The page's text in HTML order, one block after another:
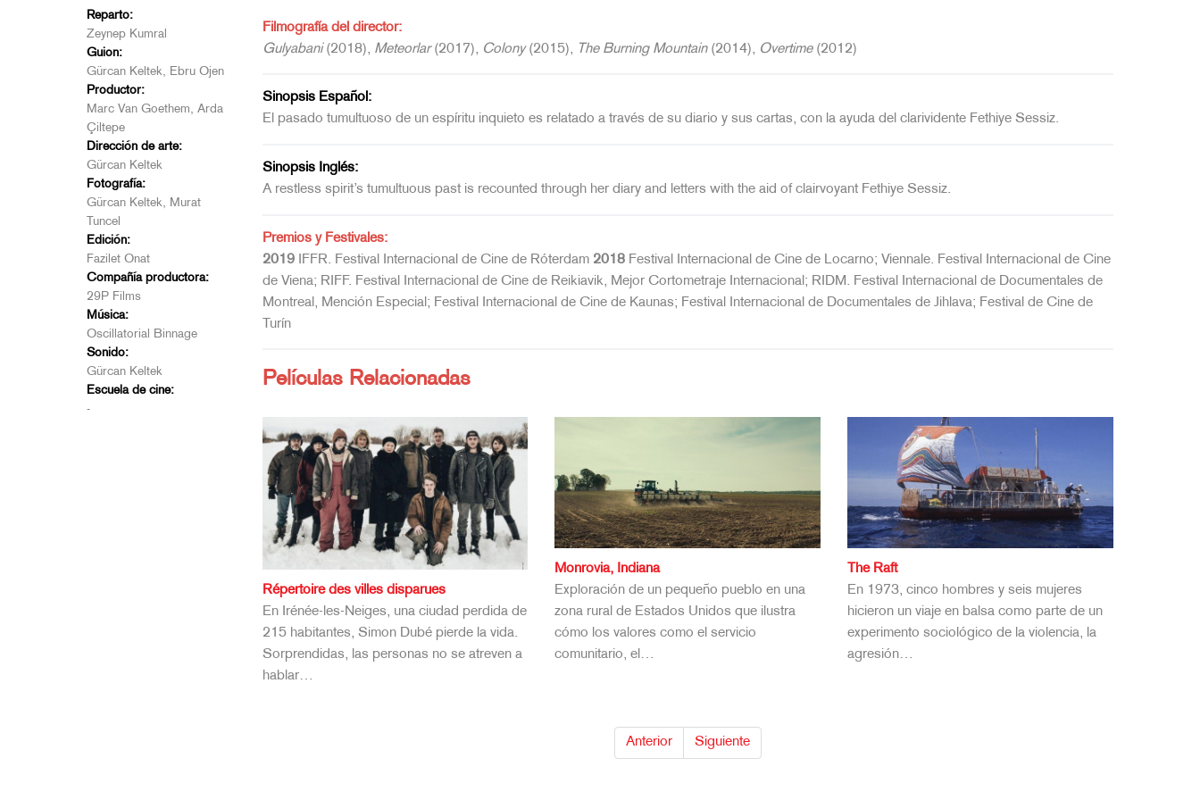
Reparto:
Zeynep Kumral
Guion:
Gürcan Keltek, Ebru Ojen
Productor:
Marc Van Goethem, Arda
Çiltepe
Dirección de arte:
Gürcan Keltek
Fotografía:
Gürcan Keltek, Murat
Tuncel
Edición:
Fazilet Onat
Compañía productora:
29P Films
Música:
Oscillatorial Binnage
Sonido:
Gürcan Keltek
Escuela de cine:
-
Filmografía del director:
Gulyabani(2018), Meteorlar(2017), Colony(2015), The Burning Mountain(2014), Overtime(2012)
Sinopsis Español:
El pasado tumultuoso de un espíritu inquieto es relatado a través de su diario y sus cartas, con la ayuda del clarividente Fethiye Sessiz.
Sinopsis Inglés:
A restless spirit’s tumultuous past is recounted through her diary and letters with the aid of clairvoyant Fethiye Sessiz.
Premios y Festivales:
2019IFFR. Festival Internacional de Cine de Róterdam 2018Festival Internacional de Cine de Locarno; Viennale. Festival Internacional de Cine
de Viena; RIFF. Festival Internacional de Cine de Reikiavik, Mejor Cortometraje Internacional; RIDM. Festival Internacional de Documentales de
Montreal, Mención Especial; Festival Internacional de Cine de Kaunas; Festival Internacional de Documentales de Jihlava; Festival de Cine de
Turín
Películas Relacionadas
Répertoire des villes disparues
En Irénée-les-Neiges, una ciudad perdida de
215 habitantes, Simon Dubé pierde la vida.
Sorprendidas, las personas no se atreven a
hablar…
Monrovia, Indiana
Exploración de un pequeño pueblo en una
zona rural de Estados Unidos que ilustra
cómo los valores como el servicio
comunitario, el…
The Raft
En 1973, cinco hombres y seis mujeres
hicieron un viaje en balsa como parte de un
experimento sociológico de la violencia, la
agresión…
Anterior Siguiente